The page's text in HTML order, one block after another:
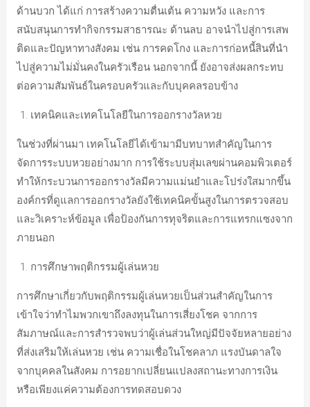
ด้านบวก ได้แก่ การสร้างความตื่นเต้น ความหวัง และการ
สนับสนุนการทำกิจกรรมสาธารณะ ด้านลบ อาจนำไปสู่การเสพ
ติดและปัญหาทางสังคม เช่น การคดโกง และการก่อหนี้สินที่นำ
ไปสู่ความไม่มั่นคงในครัวเรือน นอกจากนี้ ยังอาจส่งผลกระทบ
ต่อความสัมพันธ์ในครอบครัวและกับบุคคลรอบข้าง
เทคนิคและเทคโนโลยีในการออกรางวัลหวย
ในช่วงที่ผ่านมา เทคโนโลยีได้เข้ามามีบทบาทสำคัญในการ
จัดการระบบหวยอย่างมาก การใช้ระบบสุ่มเลขผ่านคอมพิวเตอร์
ทำให้กระบวนการออกรางวัลมีความแม่นยำและโปร่งใสมากขึ้น
องค์กรที่ดูแลการออกรางวัลยังใช้เทคนิคขั้นสูงในการตรวจสอบ
และวิเคราะห์ข้อมูล เพื่อป้องกันการทุจริตและการแทรกแซงจาก
ภายนอก
การศึกษาพฤติกรรมผู้เล่นหวย
การศึกษาเกี่ยวกับพฤติกรรมผู้เล่นหวยเป็นส่วนสำคัญในการ
เข้าใจว่าทำไมพวกเขาถึงลงทุนในการเสี่ยงโชค จากการ
สัมภาษณ์และการสำรวจพบว่าผู้เล่นส่วนใหญ่มีปัจจัยหลายอย่าง
ที่ส่งเสริมให้เล่นหวย เช่น ความเชื่อในโชคลาภ แรงบันดาลใจ
จากบุคคลในสังคม การอยากเปลี่ยนแปลงสถานะทางการเงิน
หรือเพียงแค่ความต้องการทดสอบดวง